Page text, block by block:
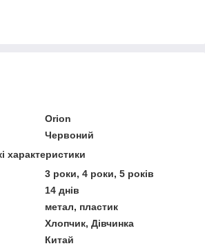
Orion
Червоний
характеристики
3 роки, 4 роки, 5 років
14 днів
метал, пластик
Хлопчик, Дівчинка
Китай